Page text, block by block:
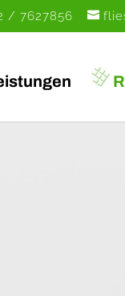
/ 7627856